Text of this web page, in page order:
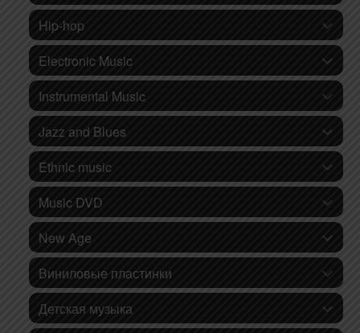
Hip-hop
Electronic Music
Instrumental Music
Jazz and Blues
Ethnic music
Music DVD
New Age
Виниловые пластинки
Детская музыка